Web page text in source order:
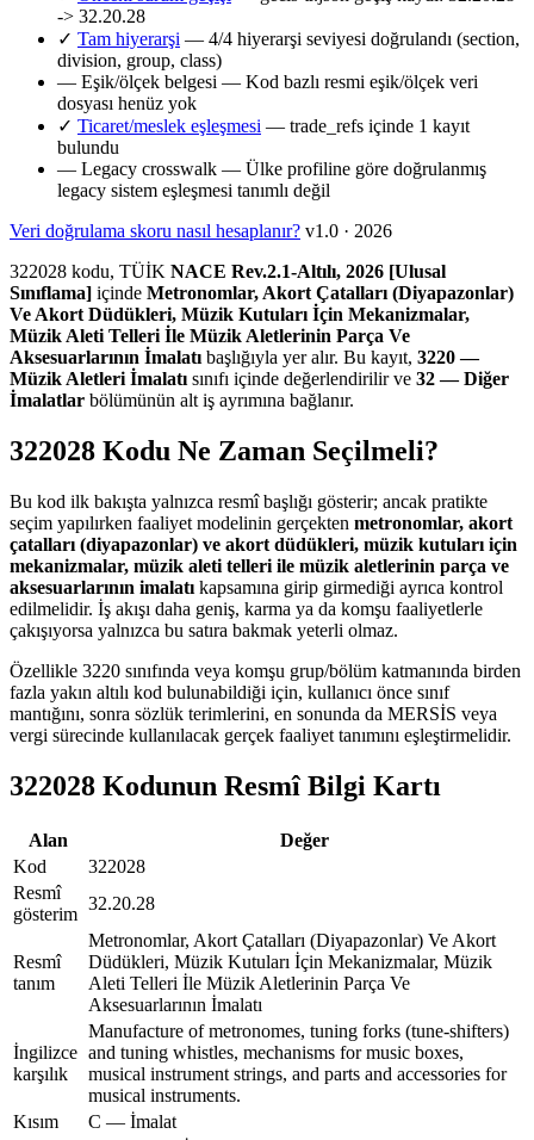
-> 32.20.28
✓ Tam hiyerarşi — 4/4 hiyerarşi seviyesi doğrulandı (section,
division, group, class)
— Eşik/ölçek belgesi — Kod bazlı resmi eşik/ölçek veri
dosyası henüz yok
✓ Ticaret/meslek eşleşmesi — trade_refs içinde 1 kayıt
bulundu
— Legacy crosswalk — Ülke profiline göre doğrulanmış
legacy sistem eşleşmesi tanımlı değil
Veri doğrulama skoru nasıl hesaplanır? v1.0 · 2026
322028 kodu, TÜİK NACE Rev.2.1-Altılı, 2026 [Ulusal
Sınıflama] içinde Metronomlar, Akort Çatalları (Diyapazonlar)
Ve Akort Düdükleri, Müzik Kutuları İçin Mekanizmalar,
Müzik Aleti Telleri İle Müzik Aletlerinin Parça Ve
Aksesuarlarının İmalatıbaşlığıyla yer alır. Bu kayıt, 3220 —
Müzik Aletleri İmalatısınıfı içinde değerlendirilir ve 32 — Diğer
İmalatlar bölümünün alt iş ayrımına bağlanır.
322028 Kodu Ne Zaman Seçilmeli?
Bu kod ilk bakışta yalnızca resmî başlığı gösterir; ancak pratikte
seçim yapılırken faaliyet modelinin gerçekten metronomlar, akort
çatalları (diyapazonlar) ve akort düdükleri, müzik kutuları için
mekanizmalar, müzik aleti telleri ile müzik aletlerinin parça ve
aksesuarlarının imalatı kapsamına girip girmediği ayrıca kontrol
edilmelidir. İş akışı daha geniş, karma ya da komşu faaliyetlerle
çakışıyorsa yalnızca bu satıra bakmak yeterli olmaz.
Özellikle 3220 sınıfında veya komşu grup/bölüm katmanında birden
fazla yakın altılı kod bulunabildiği için, kullanıcı önce sınıf
mantığını, sonra sözlük terimlerini, en sonunda da MERSİS veya
vergi sürecinde kullanılacak gerçek faaliyet tanımını eşleştirmelidir.
322028 Kodunun Resmî Bilgi Kartı
Alan
Değer
Kod
322028
Resmî
gösterim
32.20.28
Resmî
tanım
Metronomlar, Akort Çatalları (Diyapazonlar) Ve Akort
Düdükleri, Müzik Kutuları İçin Mekanizmalar, Müzik
Aleti Telleri İle Müzik Aletlerinin Parça Ve
Aksesuarlarının İmalatı
İngilizce
karşılık
Manufacture of metronomes, tuning forks (tune-shifters)
and tuning whistles, mechanisms for music boxes,
musical instrument strings, and parts and accessories for
musical instruments.
Kısım
C — İmalat